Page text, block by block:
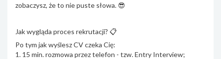
zobaczysz, że to nie puste słowa. 😎
Jak wygląda proces rekrutacji? 📋
Po tym jak wyślesz CV czeka Cię:
1. 15 min. rozmowa przez telefon - tzw. Entry Interview;